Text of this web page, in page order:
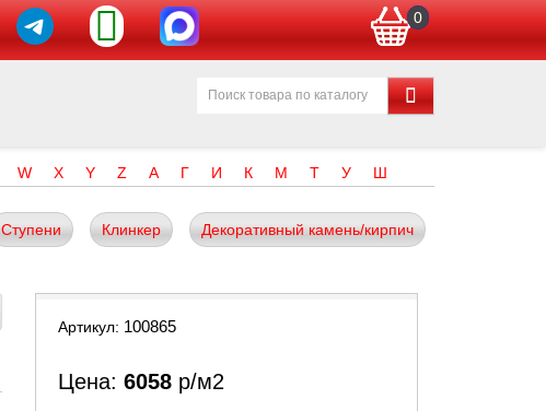
0
W X Y Z А Г И К М Т У Ш
Ступени Клинкер Декоративный камень/кирпич
Артикул: 100865
Цена: 6058 р/м2